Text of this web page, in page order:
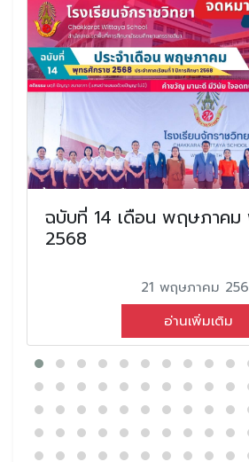
ฉบับที่ 14 เดือน พฤษภาคม
2568
21 พฤษภาคม
อ่านเพิ่มเติม